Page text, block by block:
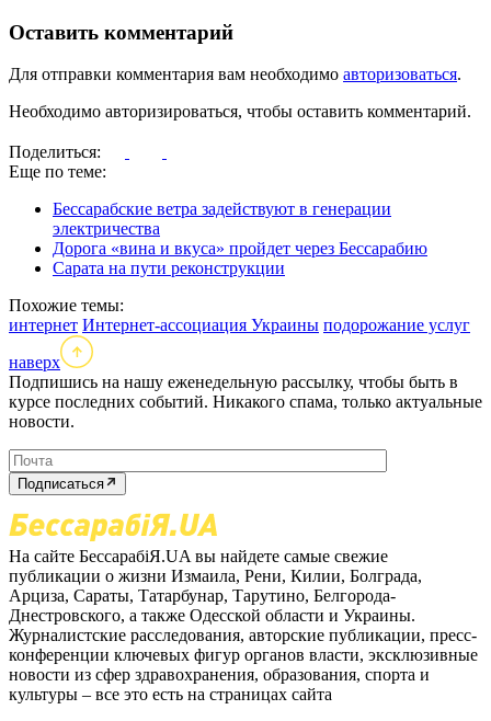
Оставить комментарий
Для отправки комментария вам необходимо авторизоваться.
Необходимо авторизироваться, чтобы оставить комментарий.
Поделиться:
Еще по теме:
Бессарабские ветра задействуют в генерации
электричества
Дорога «вина и вкуса» пройдет через Бессарабию
Сарата на пути реконструкции
Похожие темы:
интернет Интернет-ассоциация Украины подорожание услуг
наверх
Подпишись на нашу еженедельную рассылку, чтобы быть в
курсе последних событий. Никакого спама, только актуальные
новости.
Подписаться
На сайте БессарабіЯ.UA вы найдете самые свежие
публикации о жизни Измаила, Рени, Килии, Болграда,
Арциза, Сараты, Татарбунар, Тарутино, Белгорода-
Днестровского, а также Одесской области и Украины.
Журналистские расследования, авторские публикации, пресс-
конференции ключевых фигур органов власти, эксклюзивные
новости из сфер здравохранения, образования, спорта и
культуры – все это есть на страницах сайта